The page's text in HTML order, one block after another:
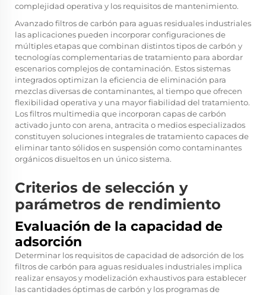
complejidad operativa y los requisitos de mantenimiento.
Avanzadofiltros de carbón para aguas residuales industriales
las aplicaciones pueden incorporar configuraciones de
múltiples etapas que combinan distintos tipos de carbón y
tecnologías complementarias de tratamiento para abordar
escenarios complejos de contaminación. Estos sistemas
integrados optimizan la eficiencia de eliminación para
mezclas diversas de contaminantes, al tiempo que ofrecen
flexibilidad operativa y una mayor fiabilidad del tratamiento.
Los filtros multimedia que incorporan capas de carbón
activado junto con arena, antracita o medios especializados
constituyen soluciones integrales de tratamiento capaces de
eliminar tanto sólidos en suspensión como contaminantes
orgánicos disueltos en un único sistema.
Criterios de selección y
parámetros de rendimiento
Evaluación de la capacidad de
adsorción
Determinar los requisitos de capacidad de adsorción de los
filtros de carbón para aguas residuales industriales implica
realizar ensayos y modelización exhaustivos para establecer
las cantidades óptimas de carbón y los programas de